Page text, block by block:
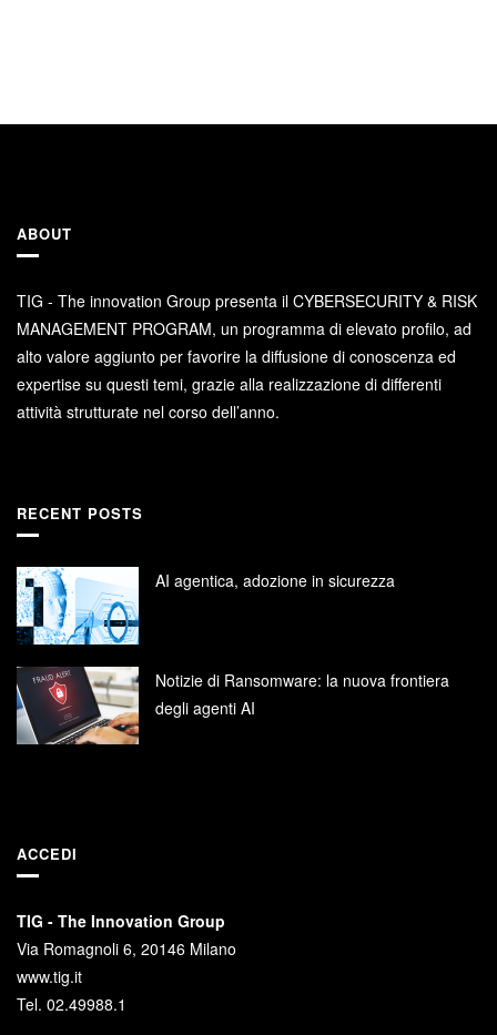
ABOUT
TIG - The innovation Group presenta il CYBERSECURITY & RISK
MANAGEMENT PROGRAM, un programma di elevato profilo, ad
alto valore aggiunto per favorire la diffusione di conoscenza ed
expertise su questi temi, grazie alla realizzazione di differenti
attività strutturate nel corso dell’anno.
RECENT POSTS
AI agentica, adozione in sicurezza
Notizie di Ransomware: la nuova frontiera
degli agenti AI
ACCEDI
TIG - The Innovation Group
Via Romagnoli 6, 20146 Milano
www.tig.it
Tel. 02.49988.1